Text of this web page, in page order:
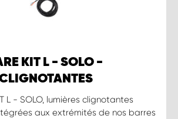
KIT L - SOLO -
L - SOLO, lumières clignotantes
aux extrémités de nos barres